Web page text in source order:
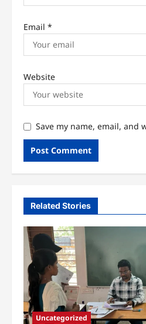
Email *
Website
Save my name, email, and
Related Stories
Uncategorized